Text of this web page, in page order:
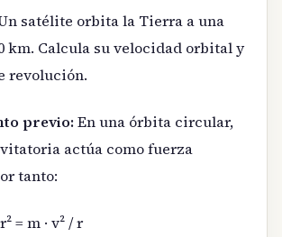
satélite orbita la Tierra a una
km. Calcula su velocidad orbital y
revolución.
previo:En una órbita circular,
actúa como fuerza
tanto:
= m · v² / r